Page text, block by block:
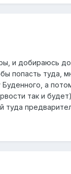
и добираюсь
попасть
а
так и